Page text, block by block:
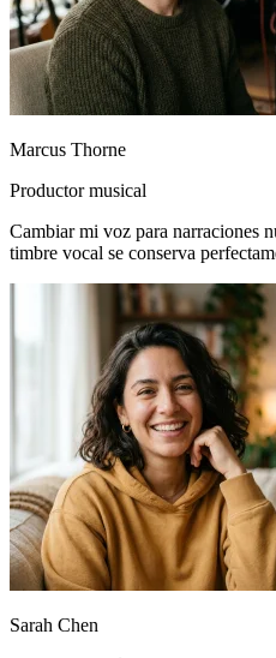
Marcus Thorne
Productor musical
Cambiar mi voz para narraciones
Sarah Chen
Creadora de vídeo